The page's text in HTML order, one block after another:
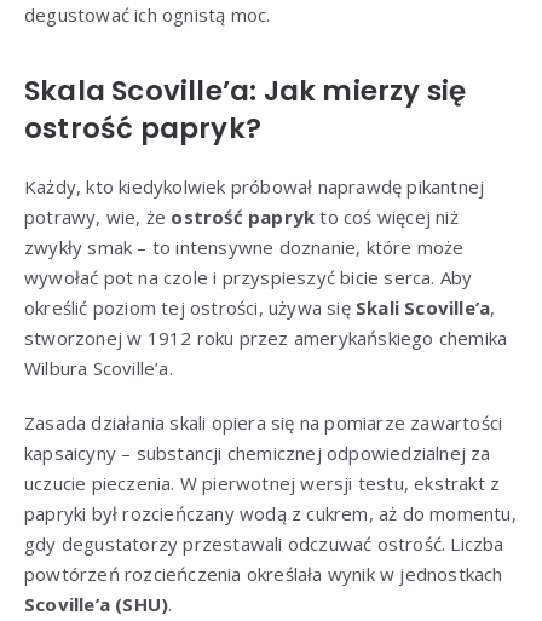
degustować ich ognistą moc.
Skala Scoville’a: Jak mierzy się
ostrość papryk?
Każdy, kto kiedykolwiek próbował naprawdę pikantnej
potrawy, wie, że ostrość papryk to coś więcej niż
zwykły smak – to intensywne doznanie, które może
wywołać pot na czole i przyspieszyć bicie serca. Aby
określić poziom tej ostrości, używa się Skali Scoville’a,
stworzonej w 1912 roku przez amerykańskiego chemika
Wilbura Scoville’a.
Zasada działania skali opiera się na pomiarze zawartości
kapsaicyny – substancji chemicznej odpowiedzialnej za
uczucie pieczenia. W pierwotnej wersji testu, ekstrakt z
papryki był rozcieńczany wodą z cukrem, aż do momentu,
gdy degustatorzy przestawali odczuwać ostrość. Liczba
powtórzeń rozcieńczenia określała wynik w jednostkach
Scoville’a (SHU).